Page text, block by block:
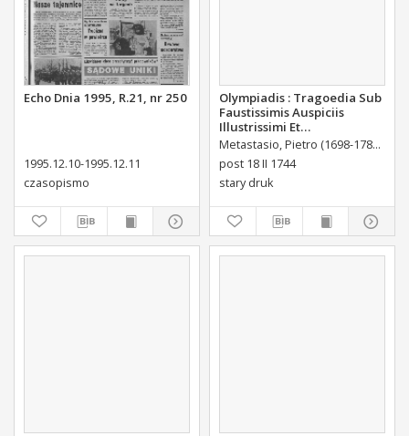
Echo Dnia 1995, R.21, nr 250
1995.12.10-1995.12.11
czasopismo
Olympiadis : Tragoedia Sub
Faustissimis Auspiciis
Illustrissimi Et
Eccellentissimi Comitis De
Brühl Liberi Baronis de
Forste & de Pfoerthen [...]
Metastasio, Pietro (1698-1782)
post 18 II 1744
stary druk